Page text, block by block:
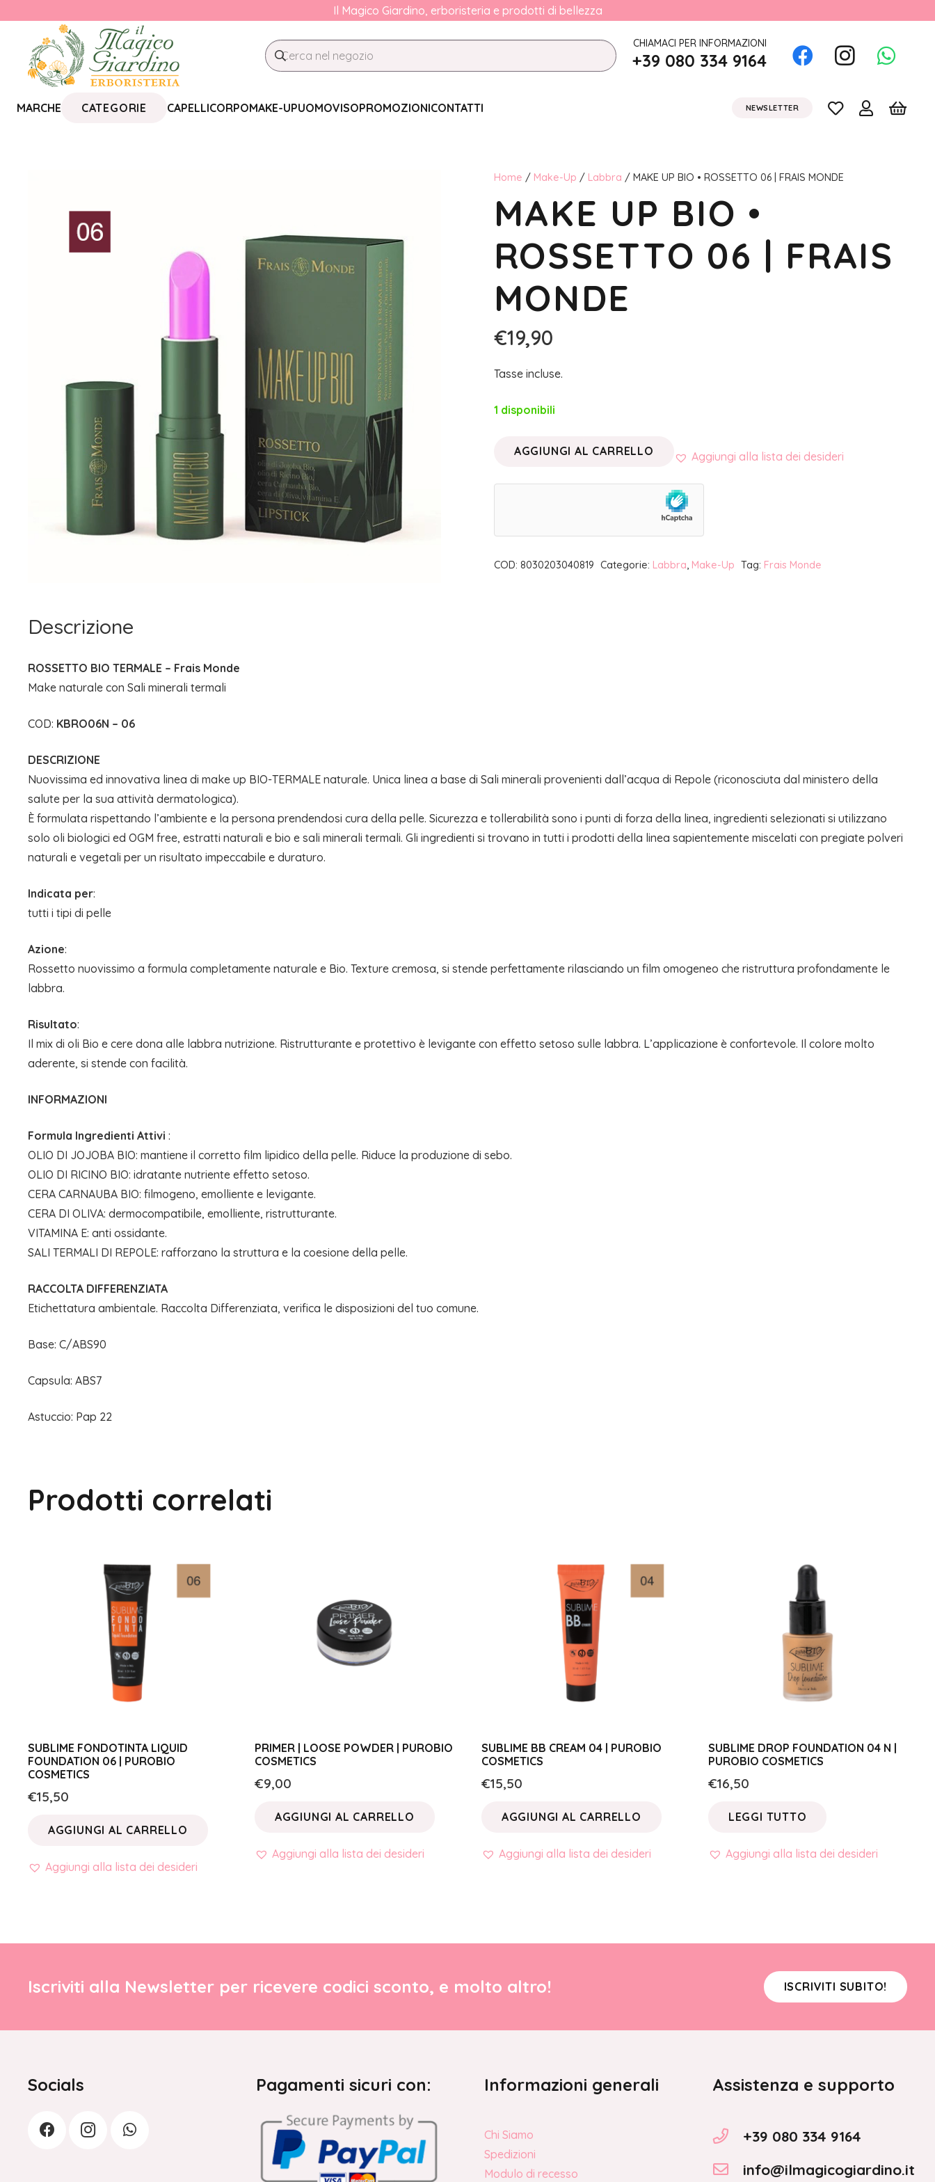
Il Magico Giardino, erboristeria e prodotti di bellezza
CHIAMACI PER INFORMAZIONI
+39 080 334 9164
MARCHE CATEGORIE CAPELLICORPOMAKE-UPUOMOVISOPROMOZIONICONTATTI NEWSLETTER
Home / Make-Up / Labbra / MAKE UP BIO • ROSSETTO 06 | FRAIS MONDE
MAKE UP BIO •
ROSSETTO 06 | FRAIS
MONDE
€19,90
Tasse incluse.
1 disponibili
ROSSETTO
06
AGGIUNGI AL CARRELLO Aggiungi alla lista dei desideri
COD: 8030203040819 Categorie: Labbra, Make-Up Tag: Frais Monde
Descrizione
ROSSETTO BIO TERMALE – Frais Monde
Make naturale con Sali minerali termali
COD: KBRO06N – 06
DESCRIZIONE
Nuovissima ed innovativa linea di make up BIO-TERMALE naturale. Unica linea a base di Sali minerali provenienti dall’acqua di Repole (riconosciuta dal ministero della
salute per la sua attività dermatologica).
È formulata rispettando l’ambiente e la persona prendendosi cura della pelle. Sicurezza e tollerabilità sono i punti di forza della linea, ingredienti selezionati si utilizzano
solo oli biologici ed OGM free, estratti naturali e bio e sali minerali termali. Gli ingredienti si trovano in tutti i prodotti della linea sapientemente miscelati con pregiate polveri
naturali e vegetali per un risultato impeccabile e duraturo.
Indicata per:
tutti i tipi di pelle
Azione:
Rossetto nuovissimo a formula completamente naturale e Bio. Texture cremosa, si stende perfettamente rilasciando un film omogeneo che ristruttura profondamente le
labbra.
Risultato:
Il mix di oli Bio e cere dona alle labbra nutrizione. Ristrutturante e protettivo è levigante con effetto setoso sulle labbra. L’applicazione è confortevole. Il colore molto
aderente, si stende con facilità.
INFORMAZIONI
Formula Ingredienti Attivi :
OLIO DI JOJOBA BIO: mantiene il corretto film lipidico della pelle. Riduce la produzione di sebo.
OLIO DI RICINO BIO: idratante nutriente effetto setoso.
CERA CARNAUBA BIO: filmogeno, emolliente e levigante.
CERA DI OLIVA: dermocompatibile, emolliente, ristrutturante.
VITAMINA E: anti ossidante.
SALI TERMALI DI REPOLE: rafforzano la struttura e la coesione della pelle.
RACCOLTA DIFFERENZIATA
Etichettatura ambientale. Raccolta Differenziata, verifica le disposizioni del tuo comune.
Base: C/ABS90
Capsula: ABS7
Astuccio: Pap 22
Prodotti correlati
SUBLIME FONDOTINTA LIQUID
FOUNDATION 06 | PUROBIO
COSMETICS
€15,50
AGGIUNGI AL CARRELLO
Aggiungi alla lista dei desideri
PRIMER | LOOSE POWDER | PUROBIO
COSMETICS
€9,00
AGGIUNGI AL CARRELLO
Aggiungi alla lista dei desideri
SUBLIME BB CREAM 04 | PUROBIO
COSMETICS
€15,50
AGGIUNGI AL CARRELLO
Aggiungi alla lista dei desideri
SUBLIME DROP FOUNDATION 04 N |
PUROBIO COSMETICS
€16,50
LEGGI TUTTO
Aggiungi alla lista dei desideri
Iscriviti alla Newsletter per ricevere codici sconto, e molto altro! ISCRIVITI SUBITO!
Socials Pagamenti sicuri con: Informazioni generali
Chi Siamo
Spedizioni
Modulo di recesso
Assistenza e supporto
+39 080 334 9164
info@ilmagicogiardino.it